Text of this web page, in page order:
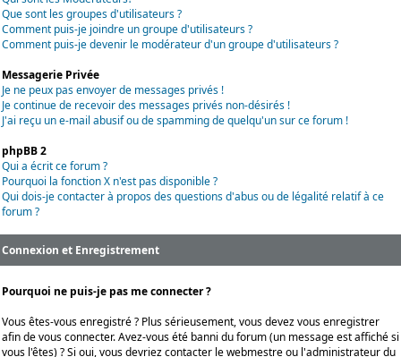
Que sont les groupes d'utilisateurs ?
Comment puis-je joindre un groupe d'utilisateurs ?
Comment puis-je devenir le modérateur d'un groupe d'utilisateurs ?
Messagerie Privée
Je ne peux pas envoyer de messages privés !
Je continue de recevoir des messages privés non-désirés !
J'ai reçu un e-mail abusif ou de spamming de quelqu'un sur ce forum !
phpBB 2
Qui a écrit ce forum ?
Pourquoi la fonction X n'est pas disponible ?
Qui dois-je contacter à propos des questions d'abus ou de légalité relatif à ce
forum ?
Connexion et Enregistrement
Pourquoi ne puis-je pas me connecter ?
Vous êtes-vous enregistré ? Plus sérieusement, vous devez vous enregistrer
afin de vous connecter. Avez-vous été banni du forum (un message est affiché si
vous l'êtes) ? Si oui, vous devriez contacter le webmestre ou l'administrateur du